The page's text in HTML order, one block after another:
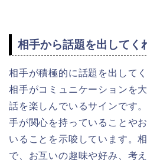
相手から話題を出してく
相手が積極的に話題を出して
相手がコミュニケーションを
話を楽しんでいるサインです
手が関心を持っていることや
いることを示唆しています。
で、お互いの趣味や好み、考